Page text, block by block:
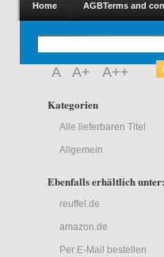
Home AGBTerms and
A A+ A++
Kategorien
Alle lieferbaren Titel
Allgemein
Ebenfalls erhältlich unter:
reuffel.de
amazon.de
Per E-Mail bestellen